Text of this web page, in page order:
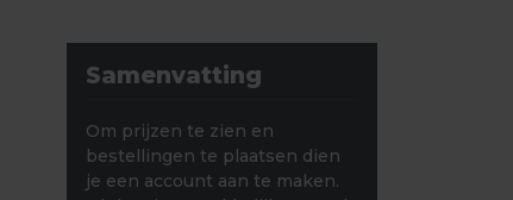
Samenvatting
Om prijzen te zien en
bestellingen te plaatsen dien
je een account aan te maken.